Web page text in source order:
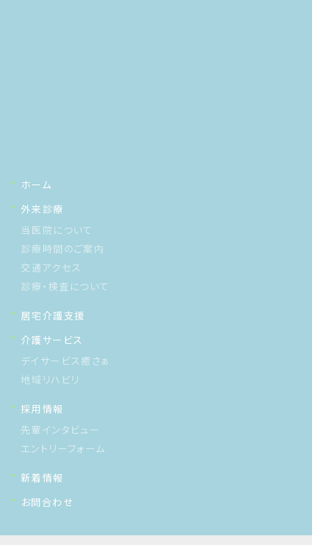
ホーム
外来診療
当医院について
診療時間のご案内
交通アクセス
診療・検査について
居宅介護支援
介護サービス
デイサービス癒さぁ
地域リハビリ
採用情報
先輩インタビュー
エントリーフォーム
新着情報
お問合わせ